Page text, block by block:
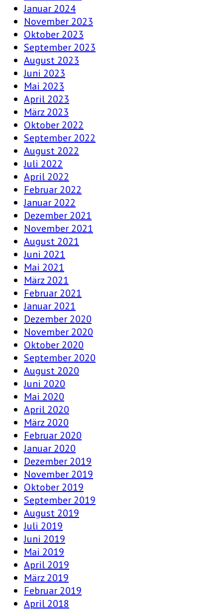
Januar 2024
November 2023
Oktober 2023
September 2023
August 2023
Juni 2023
Mai 2023
April 2023
März 2023
Oktober 2022
September 2022
August 2022
Juli 2022
April 2022
Februar 2022
Januar 2022
Dezember 2021
November 2021
August 2021
Juni 2021
Mai 2021
März 2021
Februar 2021
Januar 2021
Dezember 2020
November 2020
Oktober 2020
September 2020
August 2020
Juni 2020
Mai 2020
April 2020
März 2020
Februar 2020
Januar 2020
Dezember 2019
November 2019
Oktober 2019
September 2019
August 2019
Juli 2019
Juni 2019
Mai 2019
April 2019
März 2019
Februar 2019
April 2018